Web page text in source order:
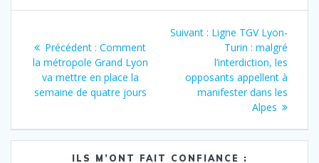
de
l’article
Précédent : Article
précédent
:
Comment
la métropole Grand Lyon
va mettre en place la
semaine de quatre jours
Suivant : Article
suivant
Ligne TGV Lyon-
Turin : malgré
l’interdiction, les
opposants appellent à
manifester dans les
Alpes
ILS M’ONT FAIT CONFIANCE :